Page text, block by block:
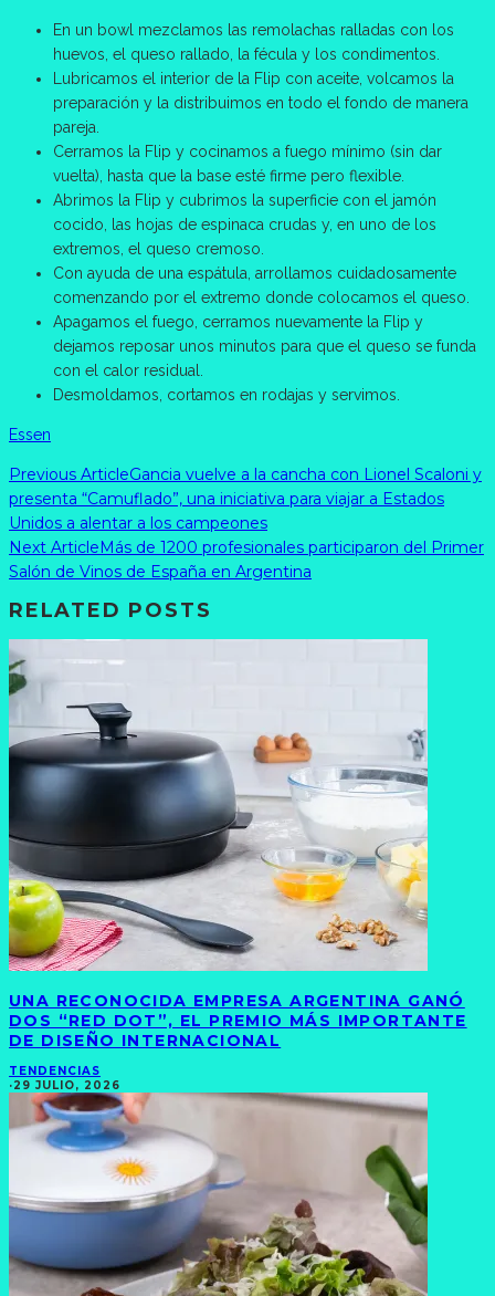
En un bowl mezclamos las remolachas ralladas con los
huevos, el queso rallado, la fécula y los condimentos.
Lubricamos el interior de la Flip con aceite, volcamos la
preparación y la distribuimos en todo el fondo de manera
pareja.
Cerramos la Flip y cocinamos a fuego mínimo (sin dar
vuelta), hasta que la base esté firme pero flexible.
Abrimos la Flip y cubrimos la superficie con el jamón
cocido, las hojas de espinaca crudas y, en uno de los
extremos, el queso cremoso.
Con ayuda de una espátula, arrollamos cuidadosamente
comenzando por el extremo donde colocamos el queso.
Apagamos el fuego, cerramos nuevamente la Flip y
dejamos reposar unos minutos para que el queso se funda
con el calor residual.
Desmoldamos, cortamos en rodajas y servimos.
Essen
Previous ArticleGancia vuelve a la cancha con Lionel Scaloni y
presenta “Camuflado”, una iniciativa para viajar a Estados
Unidos a alentar a los campeones
Next ArticleMás de 1200 profesionales participaron del Primer
Salón de Vinos de España en Argentina
RELATED POSTS
UNA RECONOCIDA EMPRESA ARGENTINA GANÓ
DOS “RED DOT”, EL PREMIO MÁS IMPORTANTE
DE DISEÑO INTERNACIONAL
TENDENCIAS
·29 JULIO, 2026